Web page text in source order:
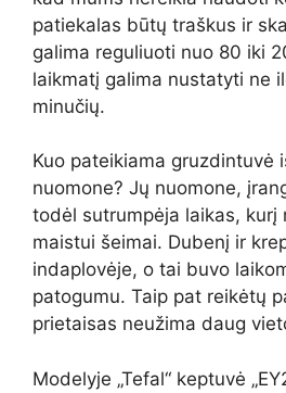
patiekalas būtų traškus ir
galima reguliuoti nuo 80 iki
laikmatį galima nustatyti ne
minučių.
Kuo pateikiama gruzdintuvė
nuomone? Jų nuomone,
todėl sutrumpėja laikas, kurį
maistui šeimai. Dubenį ir
indaplovėje, o tai buvo
patogumu. Taip pat reikėtų
prietaisas neužima daug
Modelyje „Tefal“ keptuvė